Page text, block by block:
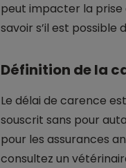
peut impacter la prise
savoir s’il est
Définition de la
Le délai de carence
souscrit sans pour
pour les assurances
consultez un